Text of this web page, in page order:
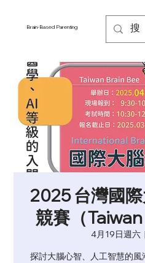
Brain-Based Parenting
2025 台灣國
競賽（Taiwan
4月19日週六
  |
探討大腦心智、人工智慧的